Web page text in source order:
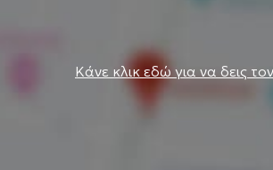
Κάνε κλικ εδώ για να δεις